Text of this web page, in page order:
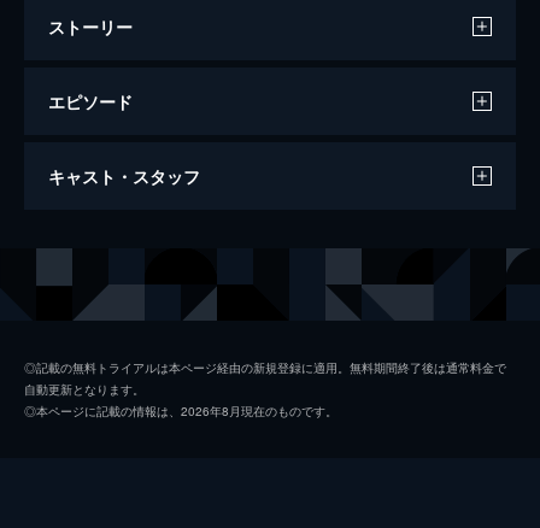
ストーリー
エピソード
ラ・ラ・ランド
キャスト・スタッフ
ミア エマ・ストーン
◎記載の無料トライアルは本ページ経由の新規登録に適用。無料期間終了後は通常料金で
自動更新となります。
◎本ページに記載の情報は、2026年8月現在のものです。